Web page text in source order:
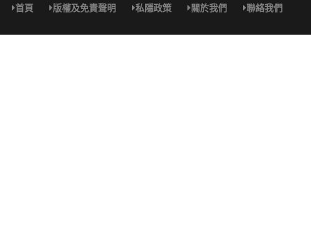
首頁 版權及免責聲明 私隱政策 關於我們 聯絡我們